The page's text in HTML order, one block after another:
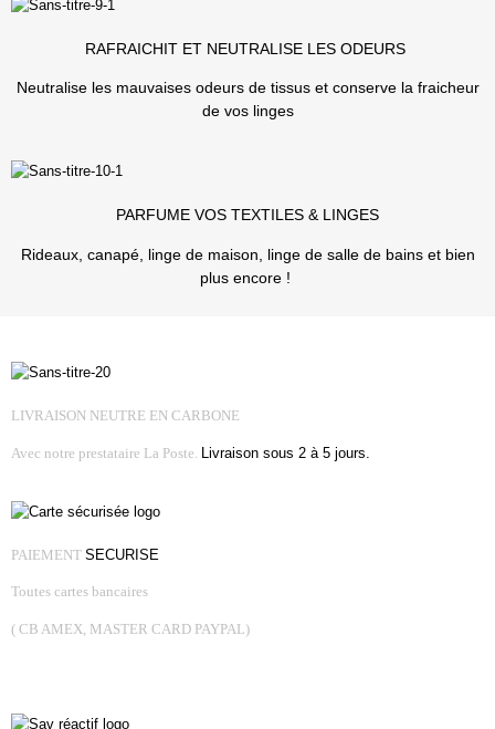
RAFRAICHIT ET NEUTRALISE LES ODEURS
Neutralise les mauvaises odeurs de tissus et conserve la fraicheur
de vos linges
PARFUME VOS TEXTILES & LINGES
Rideaux, canapé, linge de maison, linge de salle de bains et bien
plus encore !
LIVRAISON NEUTRE EN CARBONE
Avec notre prestataire La Poste. Livraison sous 2 à 5 jours.
PAIEMENT SECURISE
Toutes cartes bancaires
( CB AMEX, MASTER CARD PAYPAL)